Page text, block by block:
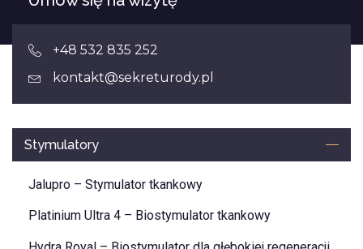
+48 532 835 252
kontakt@sekreturody.pl
Stymulatory
Jalupro – Stymulator tkankowy
Platinium Ultra 4 – Biostymulator tkankowy